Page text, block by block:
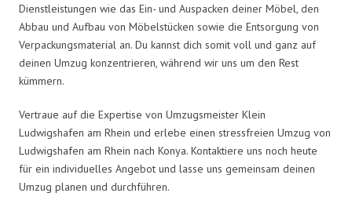
Dienstleistungen wie das Ein- und Auspacken deiner Möbel, den
Abbau und Aufbau von Möbelstücken sowie die Entsorgung von
Verpackungsmaterial an. Du kannst dich somit voll und ganz auf
deinen Umzug konzentrieren, während wir uns um den Rest
kümmern.
Vertraue auf die Expertise von Umzugsmeister Klein
Ludwigshafen am Rhein und erlebe einen stressfreien Umzug von
Ludwigshafen am Rhein nach Konya. Kontaktiere uns noch heute
für ein individuelles Angebot und lasse uns gemeinsam deinen
Umzug planen und durchführen.